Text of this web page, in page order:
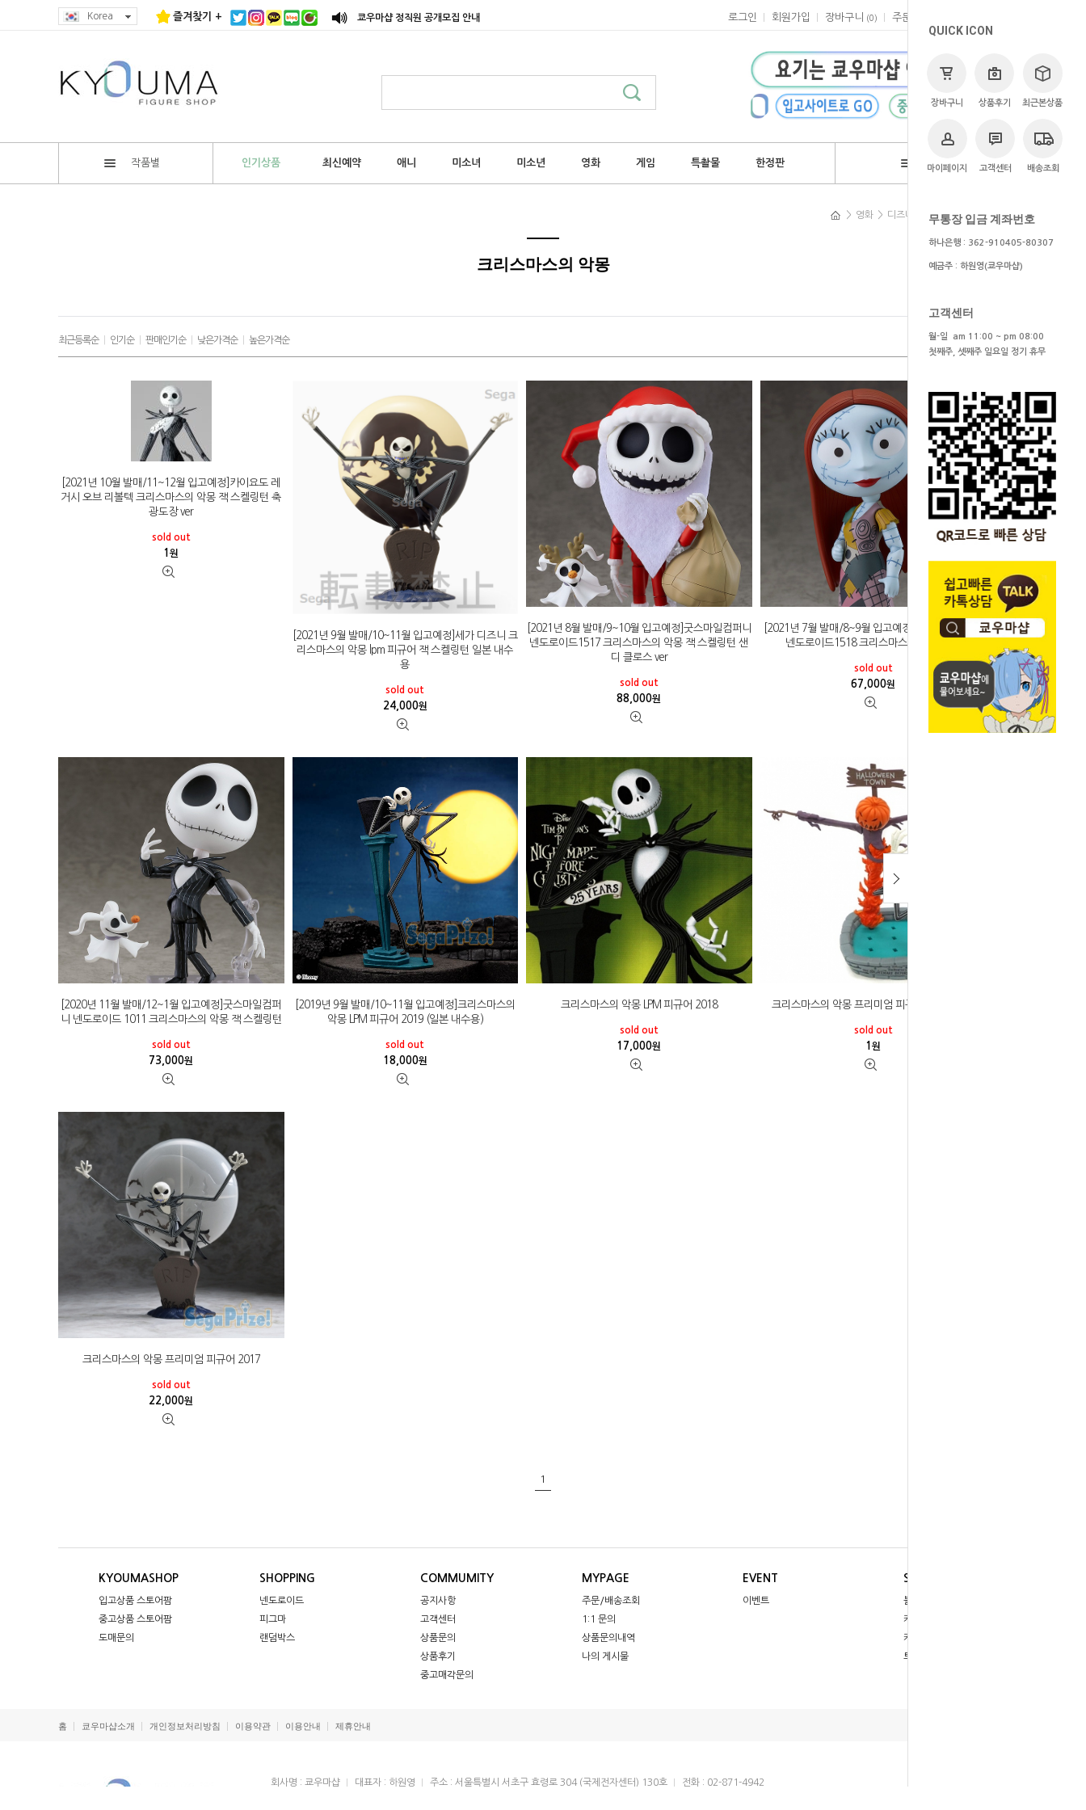
Korea 즐겨찾기 + 쿄우마샵 정직원 공개모집 안내 로그인 회원가입 장바구니 (0 ) 주문
작품별 인기상품 최신예약 애니 미소녀 미소년 영화 게임 특촬물 한정판 브랜드
QUICK ICON
장바구니 상품후기 최근본상품
마이페이지 고객센터 배송조회
무통장 입금 계좌번호
하나은행 : 362-910405-80307
예금주 : 하원영(쿄우마샵)
고객센터
월-일 am 11:00 ~ pm 08:00
첫째주, 셋째주 일요일 정기 휴무
> 영화 > 디즈니/픽사 > 크리스마스의 악몽
크리스마스의 악몽
최근등록순| 인기순| 판매인기순| 낮은가격순| 높은가격순
[2021년 10월 발매/11~12월 입고예정]카이요도 레
거시 오브 리볼텍 크리스마스의 악몽 잭 스켈링턴 축
광도장 ver
sold out
1원
[2021년 9월 발매/10~11월 입고예정]세가 디즈니 크
리스마스의 악몽 lpm 피규어 잭 스켈링턴 일본 내수
용
sold out
24,000원
[2021년 8월 발매/9~10월 입고예정]굿스마일컴퍼니
넨도로이드1517 크리스마스의 악몽 잭 스켈링턴 샌
디 클로스 ver
sold out
88,000원
[2021년 7월 발매/8~9월 입고예정]굿스마일컴퍼니
넨도로이드1518 크리스마스의 악몽 샐리
sold out
67,000원
[2020년 11월 발매/12~1월 입고예정]굿스마일컴퍼
니 넨도로이드 1011 크리스마스의 악몽 잭 스켈링턴
sold out
73,000원
[2019년 9월 발매/10~11월 입고예정]크리스마스의
악몽 LPM 피규어 2019 (일본 내수용)
sold out
18,000원
크리스마스의 악몽 LPM 피규어 2018
sold out
17,000원
크리스마스의 악몽 프리미엄 피규어 할로윈 Ver.
sold out
1원
크리스마스의 악몽 프리미엄 피규어 2017
sold out
22,000원
1
KYOUMASHOP
입고상품 스토어팜
중고상품 스토어팜
도매문의
SHOPPING
넨도로이드
피그마
랜덤박스
COMMUMITY
공지사항
고객센터
상품문의
상품후기
중고매각문의
MYPAGE
주문/배송조회
1:1 문의
상품문의내역
나의 게시물
EVENT
이벤트
SNS
블로그
카카오톡
카페
트위터
홈 쿄우마샵소개 개인정보처리방침 이용약관 이용안내 제휴안내
회사명 : 쿄우마샵 대표자 : 하원영 주소 : 서울특별시 서초구 효령로 304 (국제전자센터) 130호
전화 : 02-871-4942